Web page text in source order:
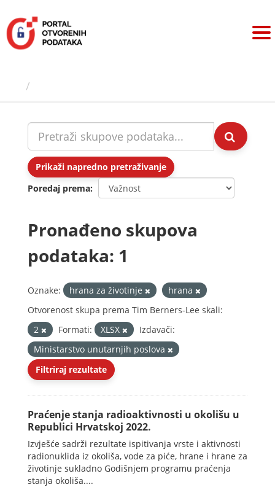
sadržaj
Prikaži napredno pretraživanje
Poredaj prema
Pronađeno skupova
podataka: 1
Oznake: hrana za životinje
hrana
Otvorenost skupa prema Tim Berners-Lee skali:
2
Formati: XLSX
Izdavači:
Ministarstvo unutarnjih poslova
Filtriraj rezultate
Praćenje stanja radioaktivnosti u okolišu u
Republici Hrvatskoj 2022.
Izvješće sadrži rezultate ispitivanja vrste i aktivnosti
radionuklida iz okoliša, vode za piće, hrane i hrane za
životinje sukladno Godišnjem programu praćenja
stanja okoliša....